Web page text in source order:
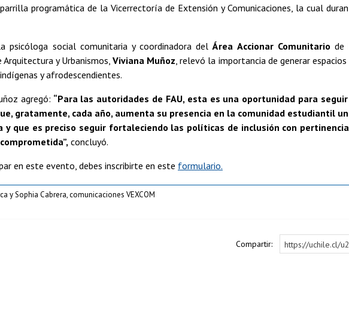
programática de la Vicerrectoría de Extensión y Comunicaciones, la cual
psicóloga social comunitaria y coordinadora delÁrea Accionar Comunitario de
Arquitectura y Urbanismos,Viviana Muñoz , relevó la importancia de generar
y afrodescendientes.
agregó: “Para las autoridades de FAU, esta es una oportunidad para
gratamente, cada año, aumenta su presencia en la comunidad estudiantil
y que es preciso seguir fortaleciendo las políticas de inclusión con
concluyó.
en este evento, debes inscribirte en este formulario.
y Sophia Cabrera, comunicaciones VEXCOM
Compartir: https://uchile.cl/